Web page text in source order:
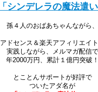
「シンデレラの魔法遣い
孫４人のおばあちゃんながら、
アドセンス＆楽天アフィリエイ
実践しながら、メルマガ配信で
年2000万円、累計１億円突破！
とことんサポートが好評で
ついたアダ名が